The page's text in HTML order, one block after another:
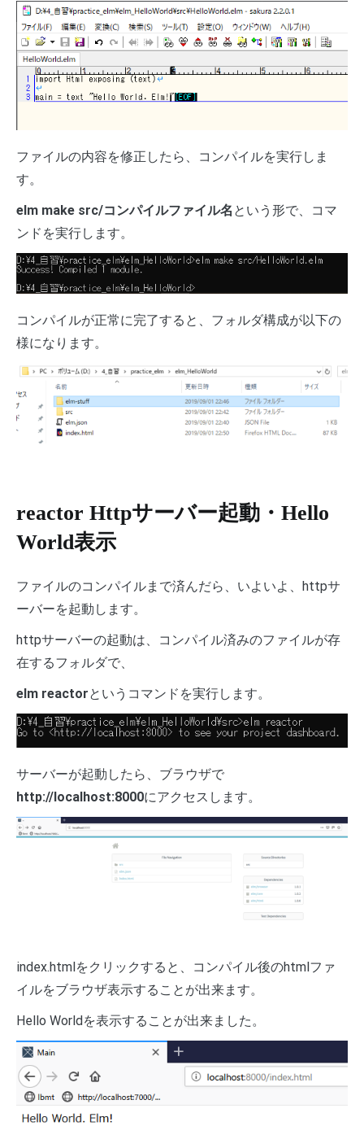
ファイルの内容を修正したら、コンパイルを実行しま
す。
elm make src/コンパイルファイル名 という形で、コマ
ンドを実行します。
コンパイルが正常に完了すると、フォルダ構成が以下の
様になります。
reactor Httpサーバー起動・Hello
World表示
ファイルのコンパイルまで済んだら、いよいよ、httpサ
ーバーを起動します。
httpサーバーの起動は、コンパイル済みのファイルが存
在するフォルダで、
elm reactorというコマンドを実行します。
サーバーが起動したら、ブラウザで
http://localhost:8000にアクセスします。
index.htmlをクリックすると、コンパイル後のhtmlファ
イルをブラウザ表示することが出来ます。
Hello Worldを表示することが出来ました。